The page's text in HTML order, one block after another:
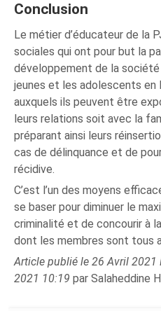
Conclusion
Le métier d’éducateur de la
sociales qui ont pour but la
développement de la
jeunes et les adolescents
auxquels ils peuvent être
leurs relations soit avec la
préparant ainsi leurs
cas de délinquance et de
récidive.
C’est l’un des moyens
se baser pour diminuer le
criminalité et de concourir à
dont les membres sont tous
Article publié le 26 Avril
2021 10:19par Salaheddine